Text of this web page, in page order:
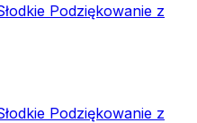
Podziękowanie z
Podziękowanie z